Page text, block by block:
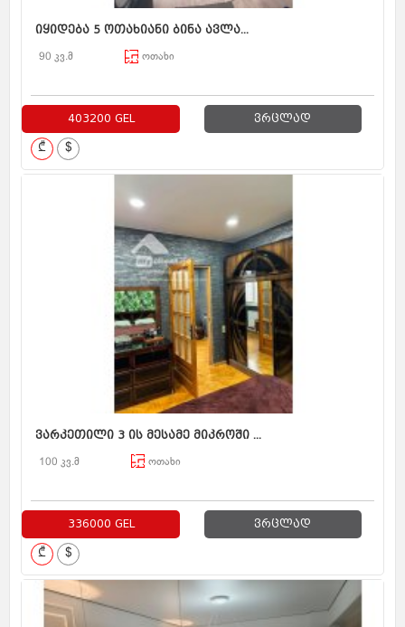
იყიდება 5 ოთახიანი ბინა ავლა...
90 კვ.მ ოთახი
403200 GEL ვრცლად
₾ $
ვარკეთილი 3 ის მესამე მიკროში ...
100 კვ.მ ოთახი
336000 GEL ვრცლად
₾ $